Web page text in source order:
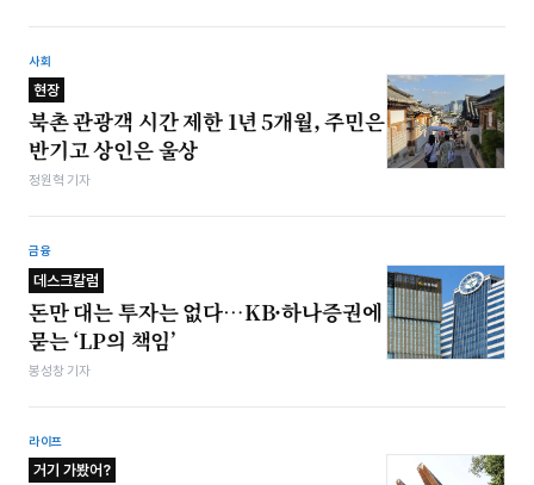
사회
현장
북촌 관광객 시간 제한 1년 5개월, 주민은
반기고 상인은 울상
정원혁 기자
금융
데스크칼럼
돈만 대는 투자는 없다…KB·하나증권에
묻는 ‘LP의 책임’
봉성창 기자
라이프
거기 가봤어?